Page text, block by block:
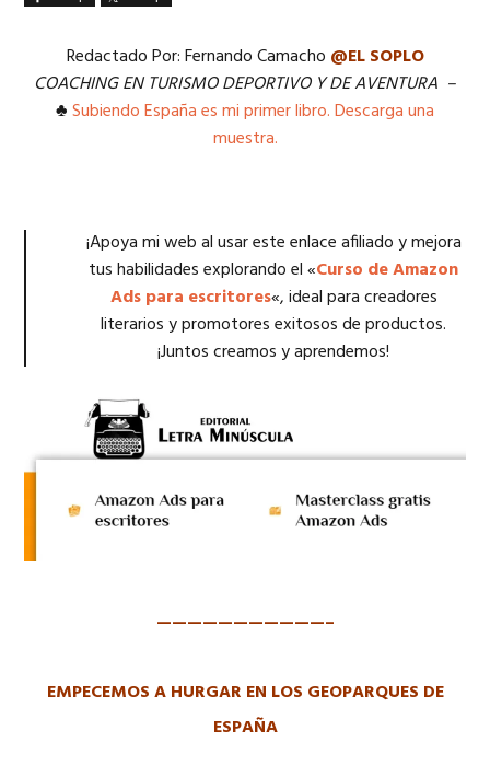
Redactado Por: Fernando Camacho @EL SOPLO
COACHING EN TURISMO DEPORTIVO Y DE AVENTURA –
♣Subiendo España es mi primer libro. Descarga una
muestra.
¡Apoya mi web al usar este enlace afiliado y mejora
tus habilidades explorando el «Curso de Amazon
Ads para escritores«, ideal para creadores
literarios y promotores exitosos de productos.
¡Juntos creamos y aprendemos!
———————————–
EMPECEMOS A HURGAR EN LOS GEOPARQUES DE
ESPAÑA